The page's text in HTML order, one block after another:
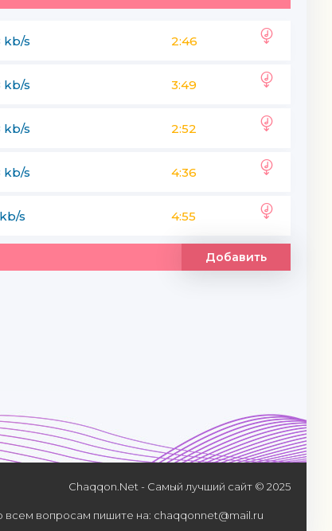
kb/s 2:46
kb/s 3:49
kb/s 2:52
kb/s 4:36
s 4:55
Добавить
Chaqqon.Net - Самый лучший сайт © 2025
вопросам пишите на: chaqqonnet@mail.ru